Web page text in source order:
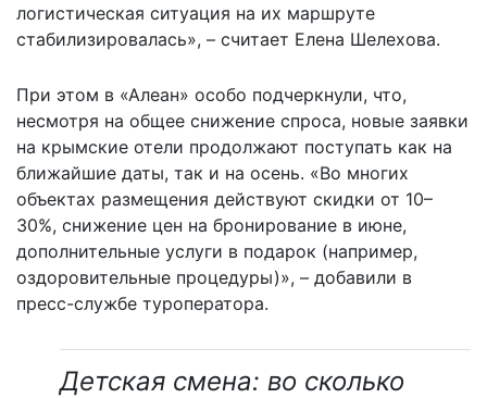
логистическая ситуация на их маршруте
стабилизировалась», – считает Елена Шелехова.
При этом в «Алеан» особо подчеркнули, что,
несмотря на общее снижение спроса, новые заявки
на крымские отели продолжают поступать как на
ближайшие даты, так и на осень. «Во многих
объектах размещения действуют скидки от 10–
30%, снижение цен на бронирование в июне,
дополнительные услуги в подарок (например,
оздоровительные процедуры)», – добавили в
пресс-службе туроператора.
Детская смена: во сколько